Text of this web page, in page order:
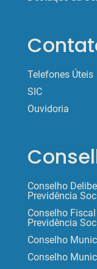
Telefones Úteis
SIC
Ouvidoria
Conselho
Previdência
Conselho
Previdência
Conselho
Conselho